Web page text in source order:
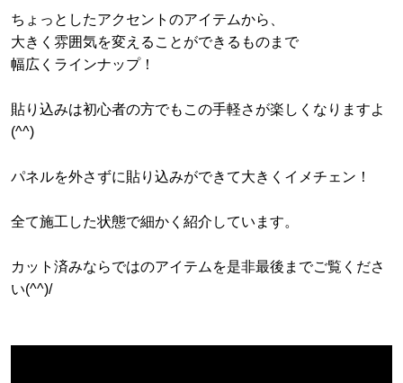
ちょっとしたアクセントのアイテムから、
大きく雰囲気を変えることができるものまで
幅広くラインナップ！
貼り込みは初心者の方でもこの手軽さが楽しくなりますよ
(^^)
パネルを外さずに貼り込みができて大きくイメチェン！
全て施工した状態で細かく紹介しています。
カット済みならではのアイテムを是非最後までご覧くださ
い(^^)/